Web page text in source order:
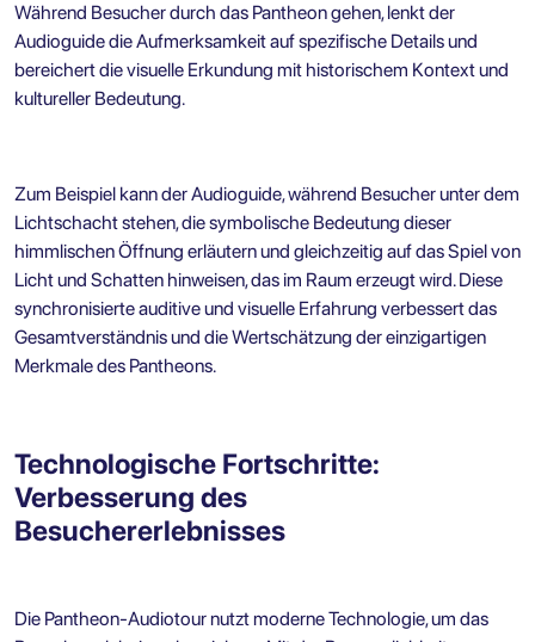
Während Besucher durch das Pantheon gehen, lenkt der
Audioguide die Aufmerksamkeit auf spezifische Details und
bereichert die visuelle Erkundung mit historischem Kontext und
kultureller Bedeutung.
Zum Beispiel kann der Audioguide, während Besucher unter dem
Lichtschacht stehen, die symbolische Bedeutung dieser
himmlischen Öffnung erläutern und gleichzeitig auf das Spiel von
Licht und Schatten hinweisen, das im Raum erzeugt wird. Diese
synchronisierte auditive und visuelle Erfahrung verbessert das
Gesamtverständnis und die Wertschätzung der einzigartigen
Merkmale des Pantheons.
Technologische Fortschritte:
Verbesserung des
Besuchererlebnisses
Die Pantheon-Audiotour nutzt moderne Technologie, um das